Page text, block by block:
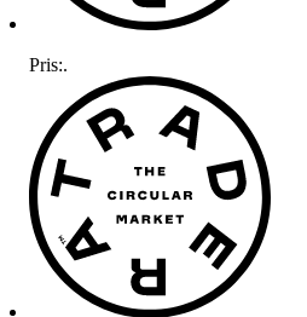
Pris:.